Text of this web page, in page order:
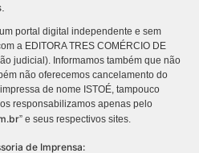
portal digital independente e sem
a EDITORA TRES COMÉRCIO DE
judicial). Informamos também que não
não oferecemos cancelamento do
de nome ISTOÉ, tampouco
responsabilizamos apenas pelo
” e seus respectivos sites.
de Imprensa: